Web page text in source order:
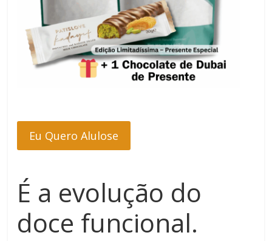
Eu Quero Alulose
É a evolução do
doce funcional.